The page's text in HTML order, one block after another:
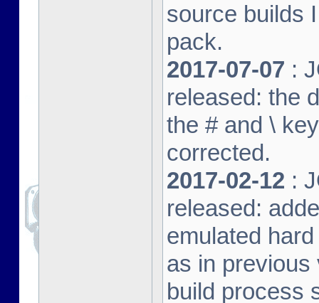
source builds
pack.
2017-07-07 :
released: the
the # and \
corrected.
2017-02-12 :
released:
emulated
as in previous
build process